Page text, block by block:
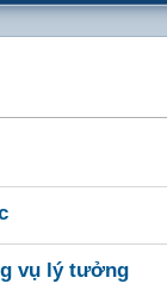
vụ lý tưởng